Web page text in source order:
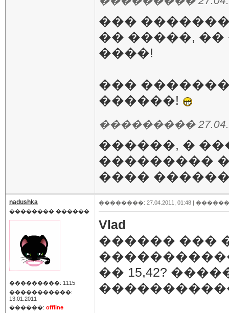
���
�� �����,
����!
���
������!
���������
������, �
���������
����
nadushka
�������� ������
���������: 1115
�����������:
13.01.2011
������: offline
��������: 27.04.2011, 01:48 |
Vlad
������ ���
�� 15,42?